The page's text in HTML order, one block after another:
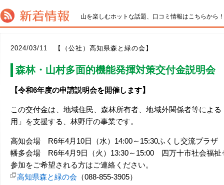
山を楽しむホットな話題、 口コミ情報はこちらから！
2024/03/11 【（公社）高知県森と緑の会】
森林・山村多面的機能発揮対策交付金説明会
【令和6年度の申請説明会を開催します】
この交付金は、地域住民、森林所有者、地域外関係者等によ
用」を支援する、林野庁の事業です。
高知会場 R6年4月10日（水）14:00～15:30ふくし交流プラザ
幡多会場 R6年4月9日（火）13:30～15:00 四万十市社会福祉
参加をご希望される方はご連絡ください。
高知県森と緑の会 （088-855-3905）